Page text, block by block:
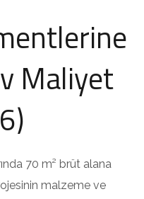
Maliyet
70 m² brüt alana
malzeme ve